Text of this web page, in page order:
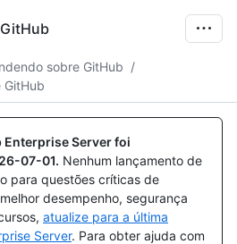
sobre GitHub /
Enterprise Server foi
07-01. Nenhum lançamento de
para questões críticas de
desempenho, segurança
atualize para a última
Server. Para obter ajuda com